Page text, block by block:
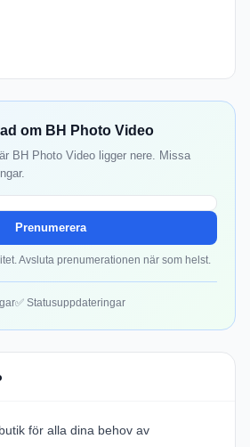
om BH Photo Video
BH Photo Video ligger nere. Missa
Prenumerera
Avsluta prenumerationen när som helst.
✅ Statusuppdateringar
för alla dina behov av